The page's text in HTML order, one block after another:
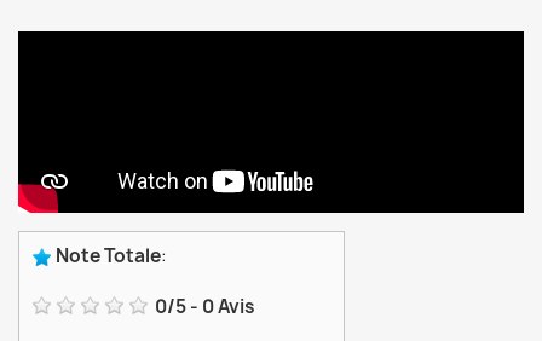
Note Totale:
0/5- 0Avis